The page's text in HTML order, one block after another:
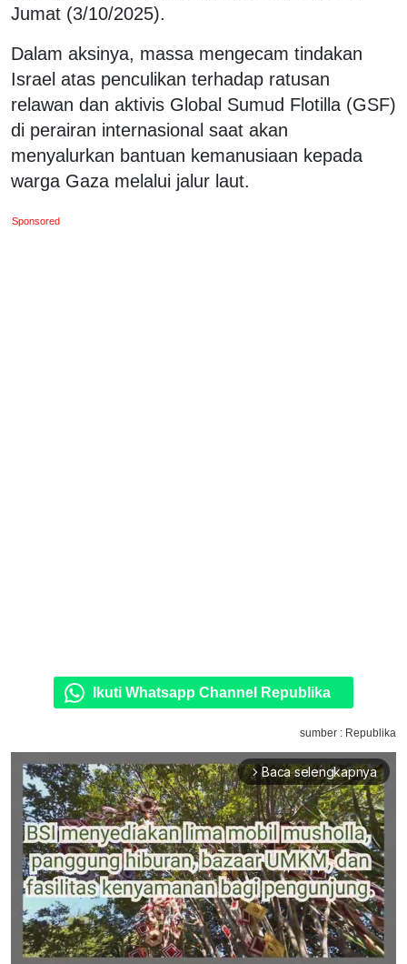
Jumat (3/10/2025).
Dalam aksinya, massa mengecam tindakan
Israel atas penculikan terhadap ratusan
relawan dan aktivis Global Sumud Flotilla (GSF)
di perairan internasional saat akan
menyalurkan bantuan kemanusiaan kepada
warga Gaza melalui jalur laut.
Sponsored
Ikuti Whatsapp Channel Republika
sumber : Republika
arrow_forward_ios Baca selengkapnya